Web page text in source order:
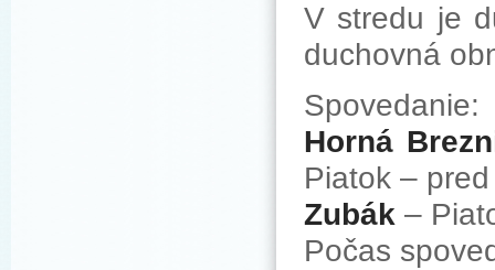
V stredu je
duchovná
Spovedanie:
Horná
Piatok –
Zubák –
Počas